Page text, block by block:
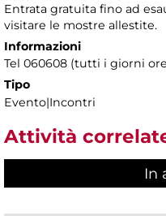
Entrata gratuita fino ad
visitare le mostre allestite.
Informazioni
Tel 060608 (tutti i giorni ore
Tipo
Evento|Incontri
Attività
In